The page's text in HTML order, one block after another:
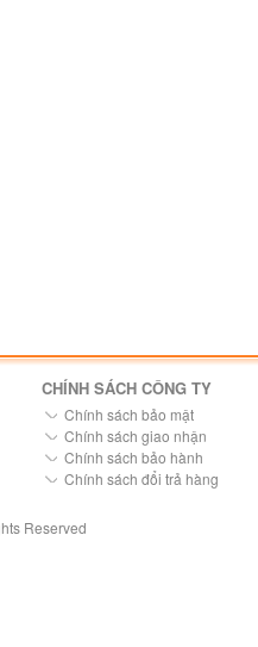
CHÍNH SÁCH CÔNG TY
Chính sách bảo mật
Chính sách giao nhận
Chính sách bảo hành
Chính sách đổi trả hàng
Reserved